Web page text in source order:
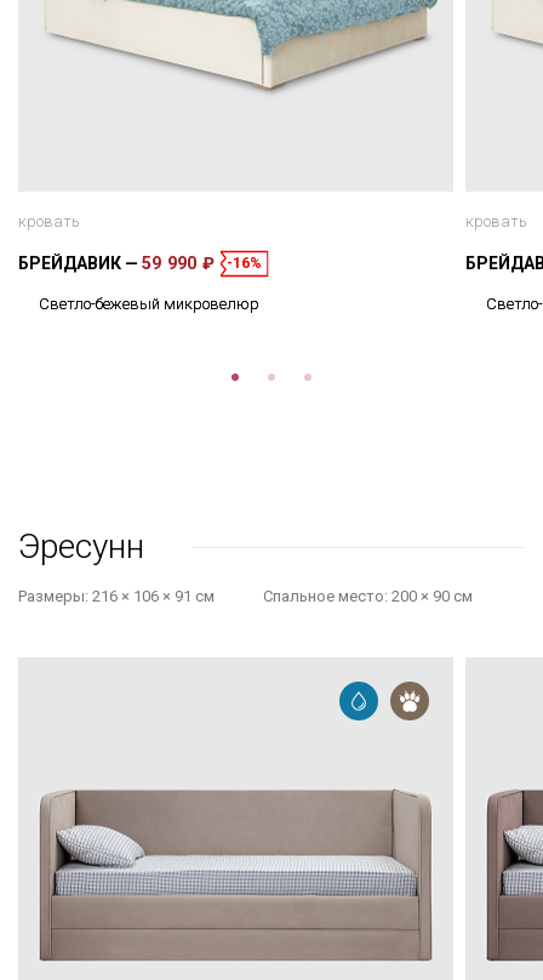
кровать
БРЕЙДАВИК 59 990 ₽ -16%
Светло-бежевый микровелюр
кровать
Эресунн
Размеры: 216 × 106 × 91 см Cпальное место: 200 × 90 см